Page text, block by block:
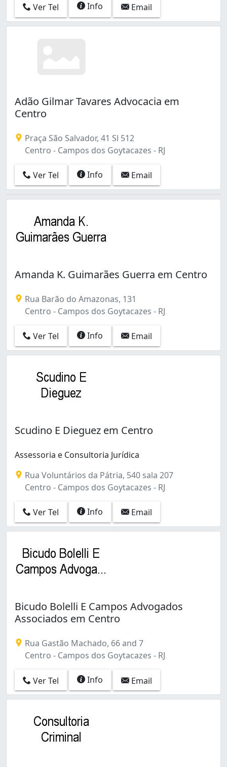
Ver Tel Info Email
Adão Gilmar Tavares Advocacia em
Centro
Praça São Salvador, 41 Sl 512
Centro - Campos dos Goytacazes - RJ
Ver Tel Info Email
Amanda K. Guimarães Guerra em Centro
Rua Barão do Amazonas, 131
Centro - Campos dos Goytacazes - RJ
Ver Tel Info Email
Scudino E Dieguez em Centro
Assessoria e Consultoria Jurídica
Rua Voluntários da Pátria, 540 sala 207
Centro - Campos dos Goytacazes - RJ
Ver Tel Info Email
Bicudo Bolelli E Campos Advogados
Associados em Centro
Rua Gastão Machado, 66 and 7
Centro - Campos dos Goytacazes - RJ
Ver Tel Info Email